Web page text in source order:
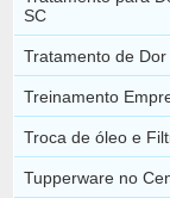
SC
Tratamento de
Treinamento
Troca de óleo e
Tupperware no